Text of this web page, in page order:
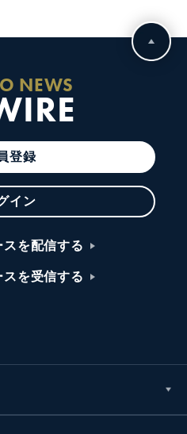
NEWS
登録
イン
を配信する
を受信する